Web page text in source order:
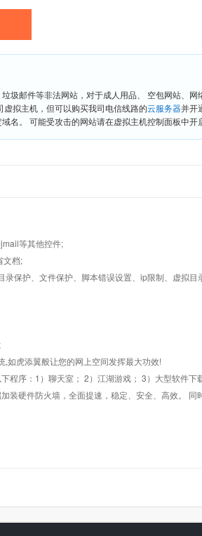
圾邮件等非法网站，对于成人用品、 空包网站、
拟主机，但可以购买我司电信线路的云服务器并开
名。 可能受攻击的网站请在虚拟主机控制面板中开
等其他控件;
文档;
保护、文件保护、脚本错误设置、ip限制、虚拟
如虎添翼般让您的网上空间发挥最大功效!
序：1）聊天室； 2）江湖游戏； 3）大型软件下
硬件防火墙，全面提速，稳定、安全、高效。 同